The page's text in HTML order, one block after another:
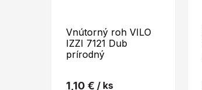
Vnútorný roh VILO
IZZI 7121 Dub
prírodný
1,10 € / ks